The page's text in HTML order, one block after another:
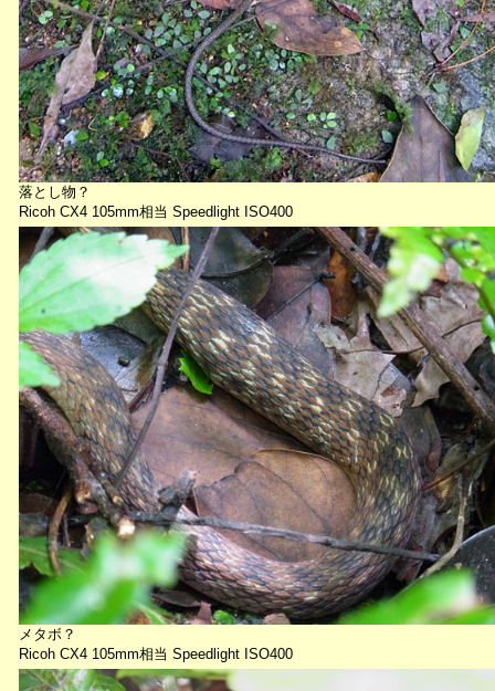
落とし物？
Ricoh CX4 105mm相当 Speedlight ISO400
メタボ？
Ricoh CX4 105mm相当 Speedlight ISO400